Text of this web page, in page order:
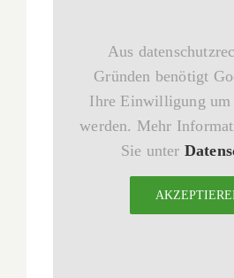
Aus
Gründen benötigt
Ihre Einwilligung um
werden. Mehr
Sie unter